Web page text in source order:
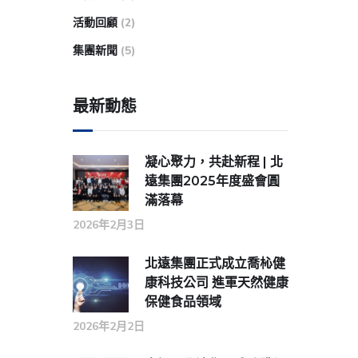
活動回顧 (2)
集團新聞 (5)
最新動態
凝心聚力，共赴新程 | 北
遠集團2025年度盛會圓
滿落幕
2026年2月3日
北遠集團正式成立喬杺健
康科技公司 進軍天然健康
保健食品領域
2026年2月2日